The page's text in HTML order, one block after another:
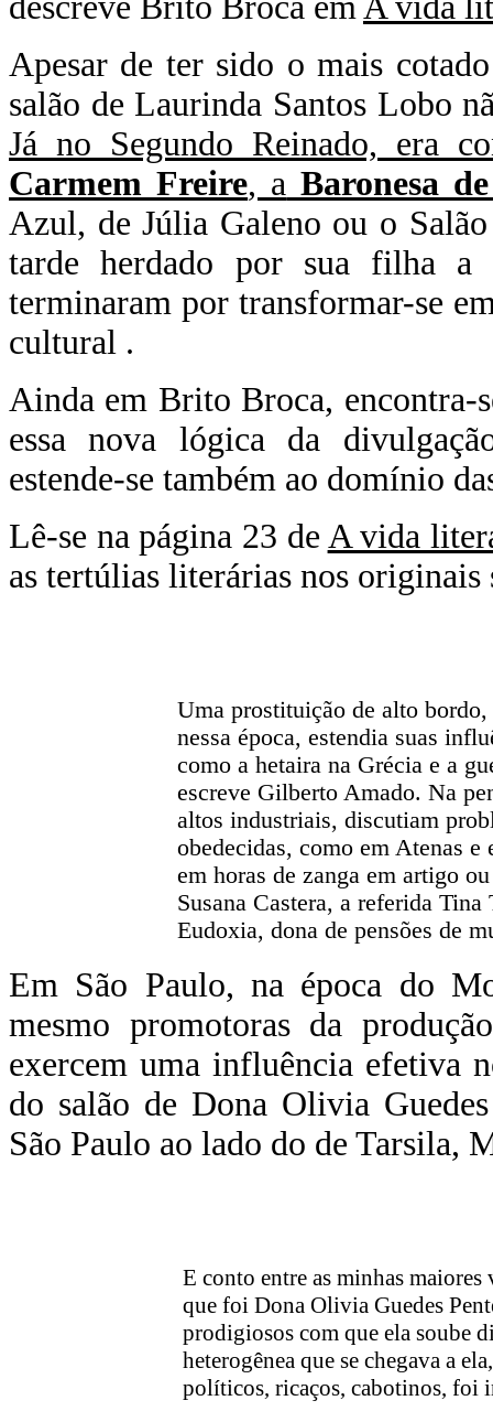
Apesar de ter sido o mais
salão de Laurinda Santos Lobo
Já no Segundo Reinado, era
Carmem Freire, a Baronesa
Azul, de Júlia Galeno ou o
tarde herdado por sua filha a
terminaram por transformar-se
cultural .
Ainda em Brito Broca, encontra-
essa nova lógica da
estende-se também ao domínio
Lê-se na página 23 de A vida
as tertúlias literárias nos
Uma prostituição de alto
nessa época, estendia suas
como a hetaira na Grécia e a
escreve Gilberto Amado. Na
altos industriais, discutiam
obedecidas, como em Atenas
em horas de zanga em artigo
Susana Castera, a referida
Eudoxia, dona de pensões de
Em São Paulo, na época do
mesmo promotoras da
exercem uma influência efetiva
do salão de Dona Olivia
São Paulo ao lado do de Tarsila,
E conto entre as minhas
que foi Dona Olivia Guedes
prodigiosos com que ela soube
heterogênea que se chegava a
políticos, ricaços, cabotinos, foi